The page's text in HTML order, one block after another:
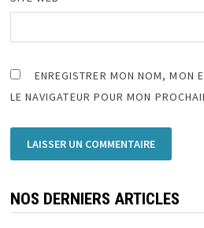
ENREGISTRER MON NOM, MON
LE NAVIGATEUR POUR MON
NOS DERNIERS ARTICLES